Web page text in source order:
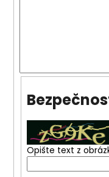
Opište text z
e